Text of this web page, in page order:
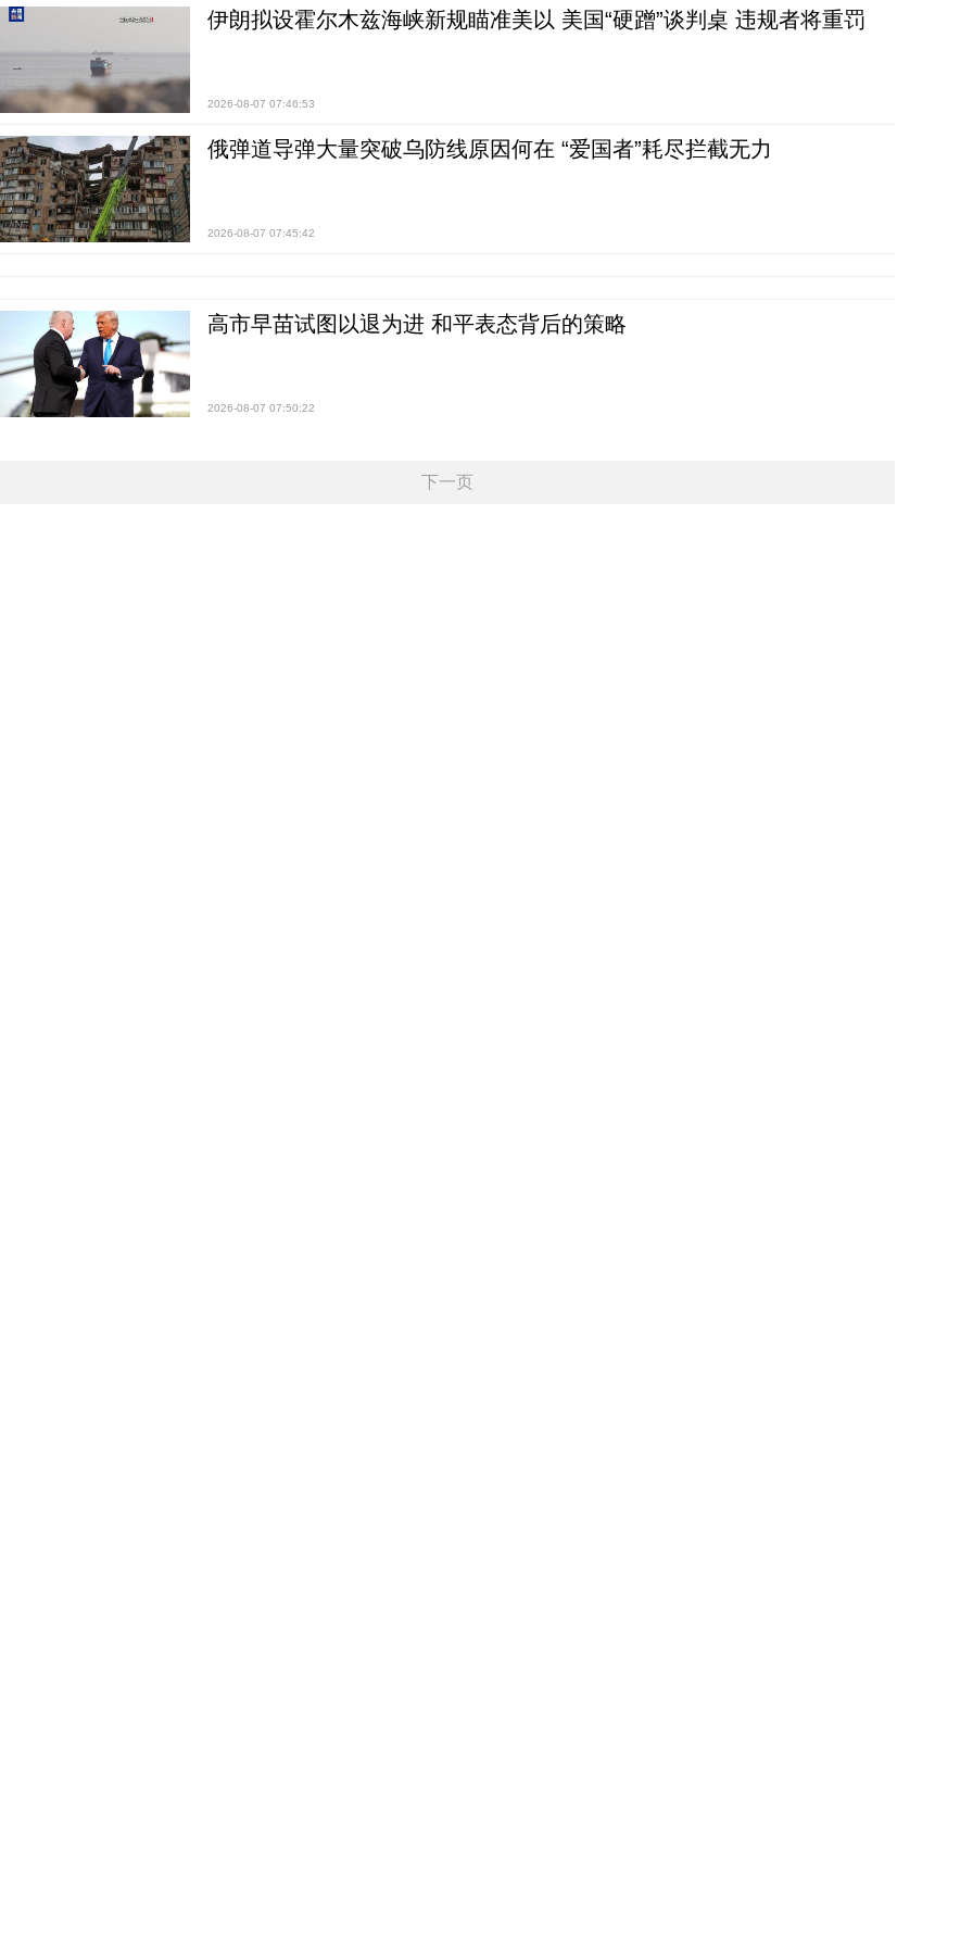
伊朗拟设霍尔木兹海峡新规瞄准美以 美国“硬蹭”谈判桌 违规者将重罚
2026-08-07 07:46:53
俄弹道导弹大量突破乌防线原因何在 “爱国者”耗尽拦截无力
2026-08-07 07:45:42
高市早苗试图以退为进 和平表态背后的策略
2026-08-07 07:50:22
下一页